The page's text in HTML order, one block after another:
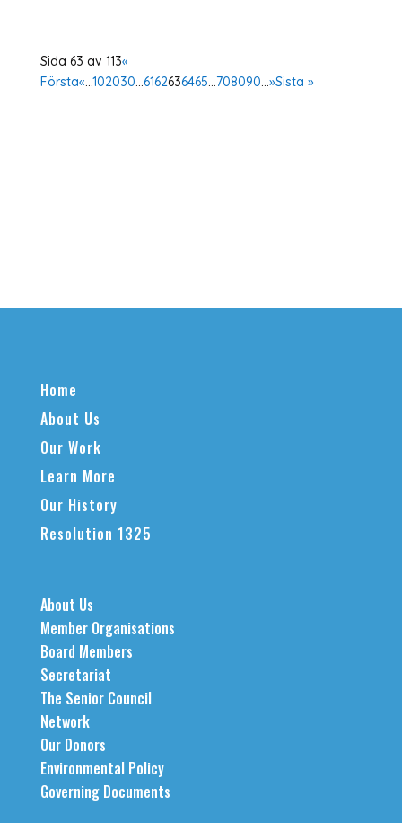
Sida 63 av 113«
Första«...102030...6162636465...708090...»Sista »
Home
About Us
Our Work
Learn More
Our History
Resolution 1325
About Us
Member Organisations
Board Members
Secretariat
The Senior Council
Network
Our Donors
Environmental Policy
Governing Documents